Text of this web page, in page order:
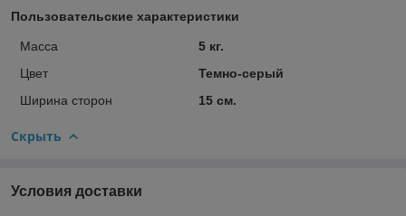
Пользовательские характеристики
Масса
5 кг.
Цвет
Темно-серый
Ширина сторон
15 см.
Скрыть
Условия доставки